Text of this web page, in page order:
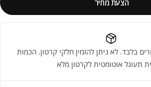
הצעת מחיר
בלבד. לא ניתן להזמין חלקי קרטון. הכמות
תעוגל אוטומטית לקרטון מלא